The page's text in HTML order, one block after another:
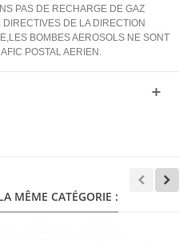
PAS DE RECHARGE DE GAZ
DE LA DIRECTION
BOMBES AEROSOLS NE SONT
POSTAL AERIEN.
MÊME CATÉGORIE :